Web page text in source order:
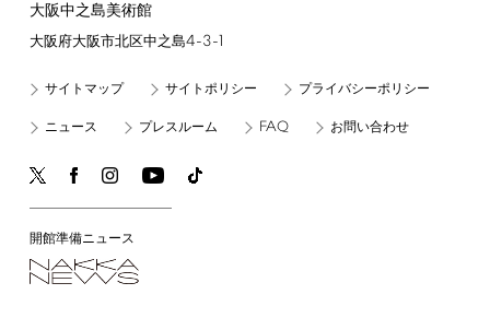
大阪中之島美術館
大阪府大阪市北区中之島4-3-1
サイトマップ サイトポリシー プライバシーポリシー
ニュース プレスルーム FAQ お問い合わせ
開館準備ニュース